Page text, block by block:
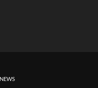
NEWS